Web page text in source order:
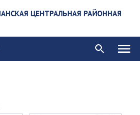
ЦЕНТРАЛЬНАЯ РАЙОННАЯ